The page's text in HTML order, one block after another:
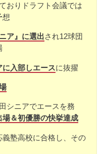
おりドラフト会議では
想
ア』に選出され12球団
に入部しエースに抜擢
シニアでエースを務
場＆初優勝の快挙達成
塾高校に合格し、その